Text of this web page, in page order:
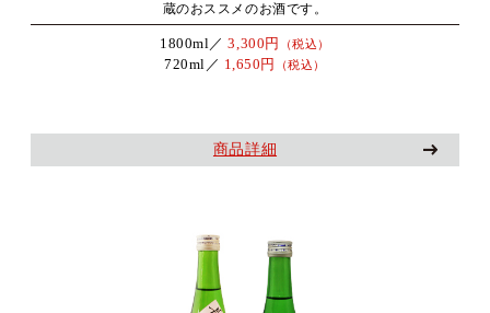
蔵のおススメのお酒です。
1800ml／3,300円 （税込）
720ml／ 1,650円 （税込）
商品詳細